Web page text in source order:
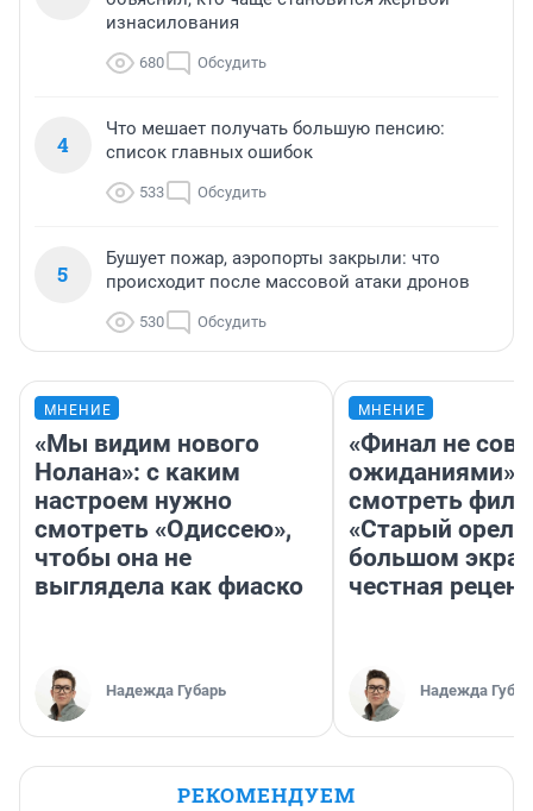
изнасилования
680 Обсудить
4
Что мешает получать большую пенсию:
список главных ошибок
533 Обсудить
5
Бушует пожар, аэропорты закрыли: что
происходит после массовой атаки дронов
530 Обсудить
МНЕНИЕ
«Мы видим нового
Нолана»: с каким
настроем нужно
смотреть «Одиссею»,
чтобы она не
выглядела как фиаско
Надежда Губарь
МНЕНИЕ
«Финал не
ожиданиями»:
смотреть
«Старый орел»
большом
честная
Надежда
РЕКОМЕНДУЕМ